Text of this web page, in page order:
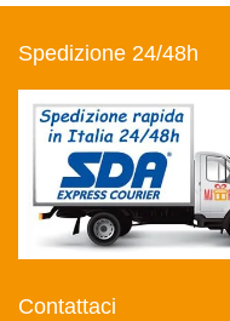
Spedizione 24/48h
Contattaci